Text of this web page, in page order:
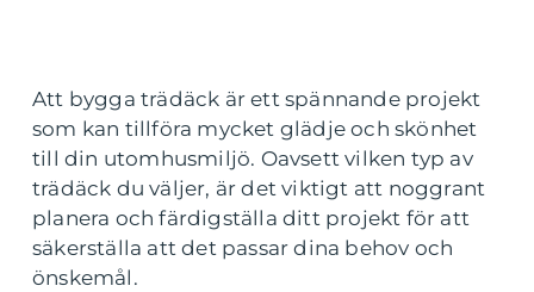
Att bygga trädäck är ett spännande projekt
som kan tillföra mycket glädje och skönhet
till din utomhusmiljö. Oavsett vilken typ av
trädäck du väljer, är det viktigt att noggrant
planera och färdigställa ditt projekt för att
säkerställa att det passar dina behov och
önskemål.